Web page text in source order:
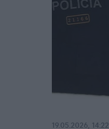
19.05.2026, 14:22